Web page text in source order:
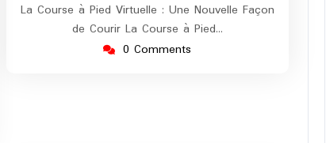
La Course à Pied Virtuelle : Une Nouvelle Façon
de Courir La Course à Pied…
0 Comments